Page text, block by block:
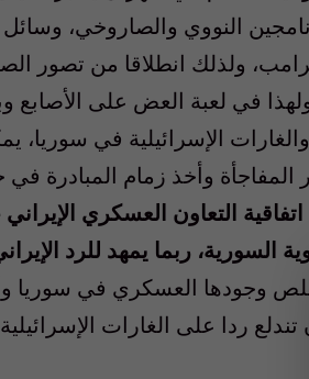
النووي والصاروخي،
ولذلك انطلاقا من تصور
في لعبة العض على الأصابع
الإسرائيلية في سوريا،
وأخذ زمام المبادرة
التعاون العسكري
السورية، ربما يمهد للرد
تقلص وجودها العسكري في سوريا